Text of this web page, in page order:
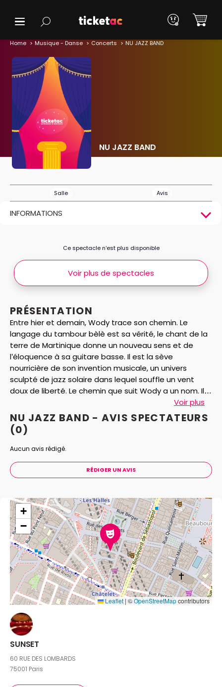
Home Musique - Danse Concerts NU JAZZ BAND
NU JAZZ BAND
Salle Avis
INFORMATIONS
PRÉSENTATION
Entre hier et demain, Wody trace son chemin. Le
langage du tambour bèlè est sa vérité, le chant de la
terre de Martinique donne un nouveau sens et de
l’éloquence à sa guitare basse. Il est la sève
nourricière de son invention musicale, un univers
sculpté de jazz solaire dans lequel souffle un vent
doux de liberté. Le chemin que suit Wody a un nom. Il
Voir plus
Ce spectacle n’est plus disponible
Voir plus de spectacles
NU JAZZ BAND - AVIS SPECTATEURS
(0)
Aucun avis rédigé.
RÉDIGER UN AVIS
+
−
Leaflet |©OpenStreetMapcontributors
SUNSET
60 RUE DES LOMBARDS
75001 Paris